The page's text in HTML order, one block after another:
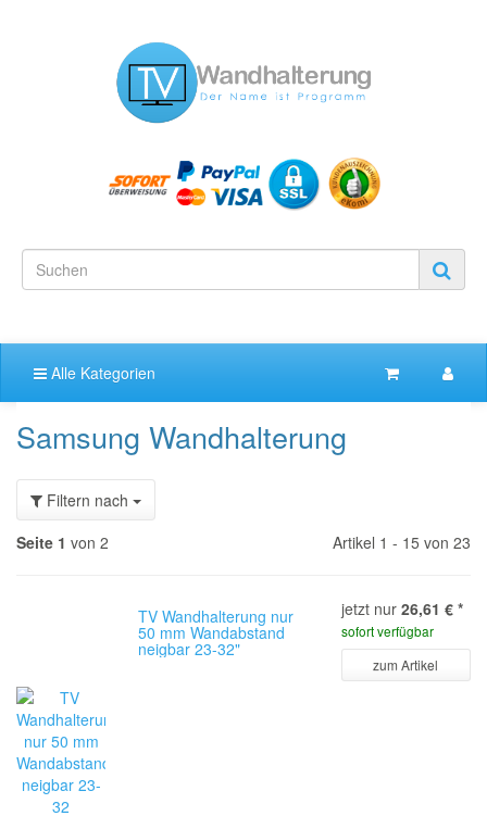
Alle Kategorien
Samsung Wandhalterung
Filtern nach
Seite 1 von 2 Artikel 1 - 15 von 23
TV Wandhalterung nur
50 mm Wandabstand
neigbar 23-32"
jetzt nur 26,61 € *
sofort verfügbar
zum Artikel